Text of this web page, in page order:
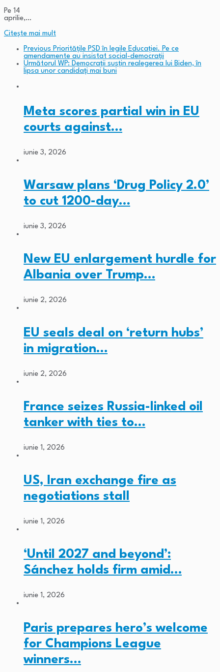
Pe 14
aprilie,…
Citeşte mai mult
Previous Prioritățile PSD în legile Educației. Pe ce
amendamente au insistat social-democrații
Următorul WP: Democrații susțin realegerea lui Biden, în
lipsa unor candidați mai buni
Meta scores partial win in EU
courts against…
iunie 3, 2026
Warsaw plans ‘Drug Policy 2.0’
to cut 1200-day…
iunie 3, 2026
New EU enlargement hurdle for
Albania over Trump…
iunie 2, 2026
EU seals deal on ‘return hubs’
in migration…
iunie 2, 2026
France seizes Russia-linked oil
tanker with ties to…
iunie 1, 2026
US, Iran exchange fire as
negotiations stall
iunie 1, 2026
‘Until 2027 and beyond’:
Sánchez holds firm amid…
iunie 1, 2026
Paris prepares hero’s welcome
for Champions League
winners…